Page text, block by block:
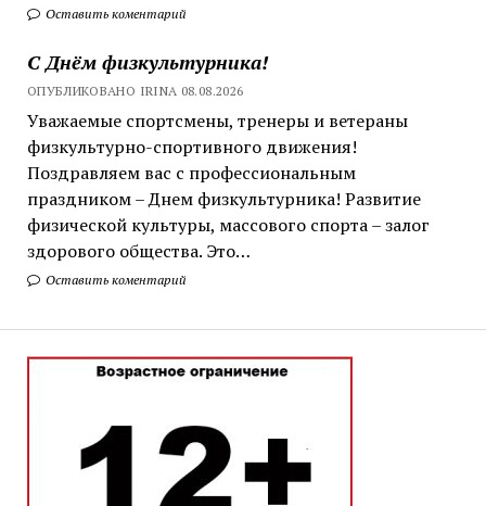
Оставить коментарий
С Днём физкультурника!
ОПУБЛИКОВАНО IRINA 08.08.2026
Уважаемые спортсмены, тренеры и ветераны
физкультурно-спортивного движения!
Поздравляем вас с профессиональным
праздником – Днем физкультурника! Развитие
физической культуры, массового спорта – залог
здорового общества. Это…
Оставить коментарий